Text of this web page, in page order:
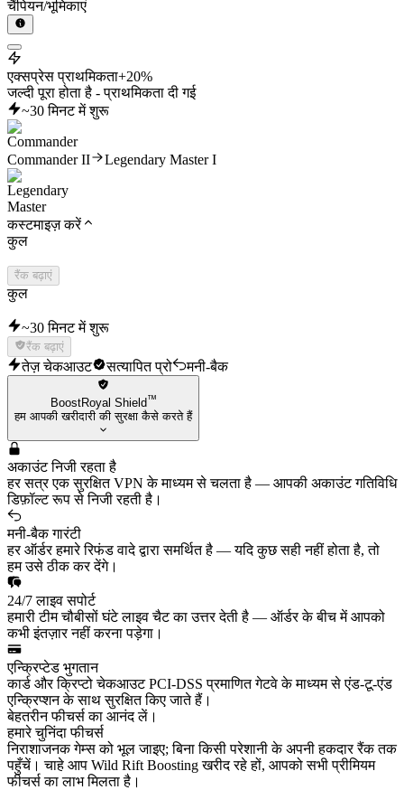
चैंपियन/भूमिकाएं
एक्सप्रेस प्राथमिकता+20%
जल्दी पूरा होता है - प्राथमिकता दी गई
~30 मिनट में शुरू
Commander II Legendary Master I
कस्टमाइज़ करें
कुल
रैंक बढ़ाएं
कुल
~30 मिनट में शुरू
रैंक बढ़ाएं
तेज़ चेकआउट सत्यापित प्रो मनी-बैक
BoostRoyal Shield™
हम आपकी खरीदारी की सुरक्षा कैसे करते हैं
अकाउंट निजी रहता है
हर सत्र एक सुरक्षित VPN के माध्यम से चलता है — आपकी अकाउंट गतिविधि
डिफ़ॉल्ट रूप से निजी रहती है।
मनी-बैक गारंटी
हर ऑर्डर हमारे रिफंड वादे द्वारा समर्थित है — यदि कुछ सही नहीं होता है, तो
हम उसे ठीक कर देंगे।
24/7 लाइव सपोर्ट
हमारी टीम चौबीसों घंटे लाइव चैट का उत्तर देती है — ऑर्डर के बीच में आपको
कभी इंतज़ार नहीं करना पड़ेगा।
एन्क्रिप्टेड भुगतान
कार्ड और क्रिप्टो चेकआउट PCI-DSS प्रमाणित गेटवे के माध्यम से एंड-टू-एंड
एन्क्रिप्शन के साथ सुरक्षित किए जाते हैं।
बेहतरीन फीचर्स का आनंद लें।
हमारे चुनिंदा फीचर्स
निराशाजनक गेम्स को भूल जाइए; बिना किसी परेशानी के अपनी हकदार रैंक तक
पहुँचें। चाहे आप Wild Rift Boosting खरीद रहे हों, आपको सभी प्रीमियम
फीचर्स का लाभ मिलता है।